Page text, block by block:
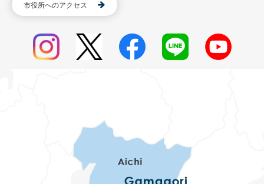
市役所へのアクセス